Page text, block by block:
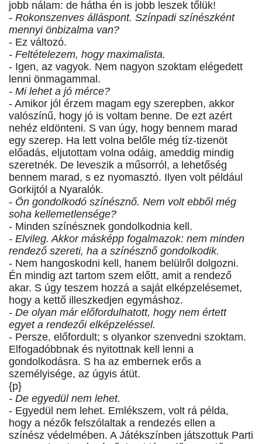
jobb nálam: de hátha én is jobb leszek tőlük!
- Rokonszenves álláspont. Színpadi színészként
mennyi önbizalma van?
- Ez változó.
- Feltételezem, hogy maximalista.
- Igen, az vagyok. Nem nagyon szoktam elégedett
lenni önmagammal.
- Mi lehet a jó mérce?
- Amikor jól érzem magam egy szerepben, akkor
valószínű, hogy jó is voltam benne. De ezt azért
nehéz eldönteni. S van úgy, hogy bennem marad
egy szerep. Ha lett volna belőle még tíz-tizenöt
előadás, eljutottam volna odáig, ameddig mindig
szeretnék. De leveszik a műsorról, a lehetőség
bennem marad, s ez nyomasztó. Ilyen volt például
Gorkijtól a Nyaralók.
- Ön gondolkodó színésznő. Nem volt ebből még
soha kellemetlensége?
- Minden színésznek gondolkodnia kell.
- Elvileg. Akkor másképp fogalmazok: nem minden
rendező szereti, ha a színésznő gondolkodik.
- Nem hangoskodni kell, hanem belülről dolgozni.
Én mindig azt tartom szem előtt, amit a rendező
akar. S úgy teszem hozzá a saját elképzelésemet,
hogy a kettő illeszkedjen egymáshoz.
- De olyan már előfordulhatott, hogy nem értett
egyet a rendezői elképzeléssel.
- Persze, előfordult; s olyankor szenvedni szoktam.
Elfogadóbbnak és nyitottnak kell lenni a
gondolkodásra. S ha az embernek erős a
személyisége, az úgyis átüt.
{p}
- De egyedül nem lehet.
- Egyedül nem lehet. Emlékszem, volt rá példa,
hogy a nézők felszólaltak a rendezés ellen a
színész védelmében. A Játékszínben játszottuk Parti